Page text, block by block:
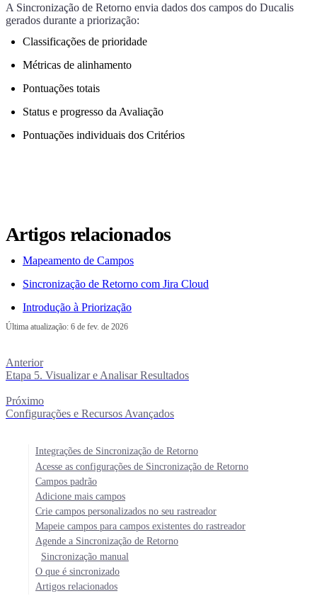
A Sincronização de Retorno envia dados dos campos do Ducalis
gerados durante a priorização:
Classificações de prioridade
Métricas de alinhamento
Pontuações totais
Status e progresso da Avaliação
Pontuações individuais dos Critérios
Artigos relacionados
Mapeamento de Campos
Sincronização de Retorno com Jira Cloud
Introdução à Priorização
Última atualização: 6 de fev. de 2026
Anterior
Etapa 5. Visualizar e Analisar Resultados
Próximo
Configurações e Recursos Avançados
Integrações de Sincronização de Retorno
Acesse as configurações de Sincronização de Retorno
Campos padrão
Adicione mais campos
Crie campos personalizados no seu rastreador
Mapeie campos para campos existentes do rastreador
Agende a Sincronização de Retorno
Sincronização manual
O que é sincronizado
Artigos relacionados